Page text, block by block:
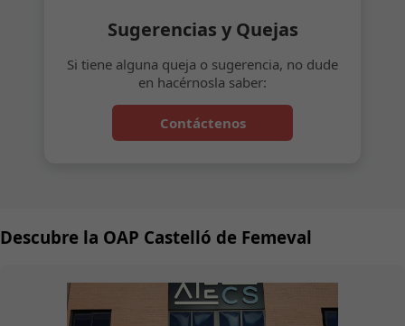
Sugerencias y Quejas
Si tiene alguna queja o sugerencia, no dude
en hacérnosla saber:
Contáctenos
Descubre la OAP Castelló de Femeval